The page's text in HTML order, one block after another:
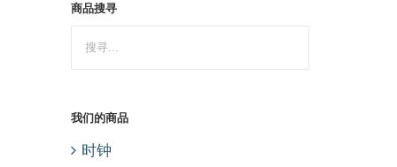
商品搜寻
我们的商品
时钟